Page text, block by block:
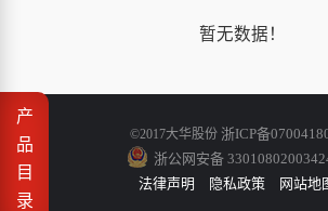
产
品
目
录
暂无数据！
©2017大华股份 浙ICP备
浙公网安备
法律声明
隐私政策 网站地